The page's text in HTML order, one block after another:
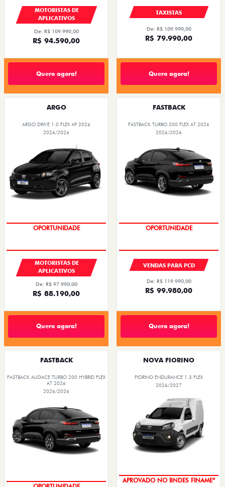
MOTORISTAS DE
APLICATIVOS
De: R$ 109.990,00
R$ 94.590,00
Quero agora!
TAXISTAS
De: R$ 109.990,00
R$ 79.990,00
Quero agora!
ARGO
ARGO DRIVE 1.0 FLEX 4P 2026
2026/2026
OPORTUNIDADE
MOTORISTAS DE
APLICATIVOS
De: R$ 97.990,00
R$ 88.190,00
Quero agora!
FASTBACK
FASTBACK TURBO 200 FLEX AT 2026
2026/2026
OPORTUNIDADE
VENDAS PARA PCD
De: R$ 119.990,00
R$ 99.980,00
Quero agora!
FASTBACK
FASTBACK AUDACE TURBO 200 HYBRID FLEX
AT 2026
2026/2026
NOVA FIORINO
FIORINO ENDURANCE 1.3 FLEX
2026/2027
APROVADO NO BNDES FINAME*